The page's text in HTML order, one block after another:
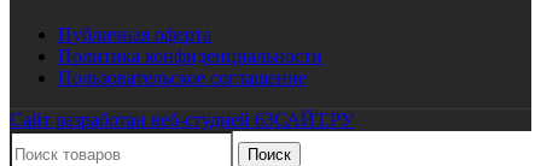
Публичная оферта
Политика конфиденциальности
Пользовательское соглашение
Сайт разработан веб-студией 63САЙТ.РУ
Поиск